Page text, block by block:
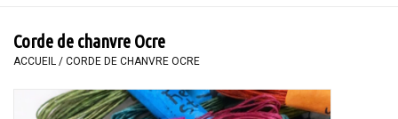
PEINTURE
TEXTILE
Corde de chanvre Ocre
ACCUEIL / CORDE DE CHANVRE OCRE